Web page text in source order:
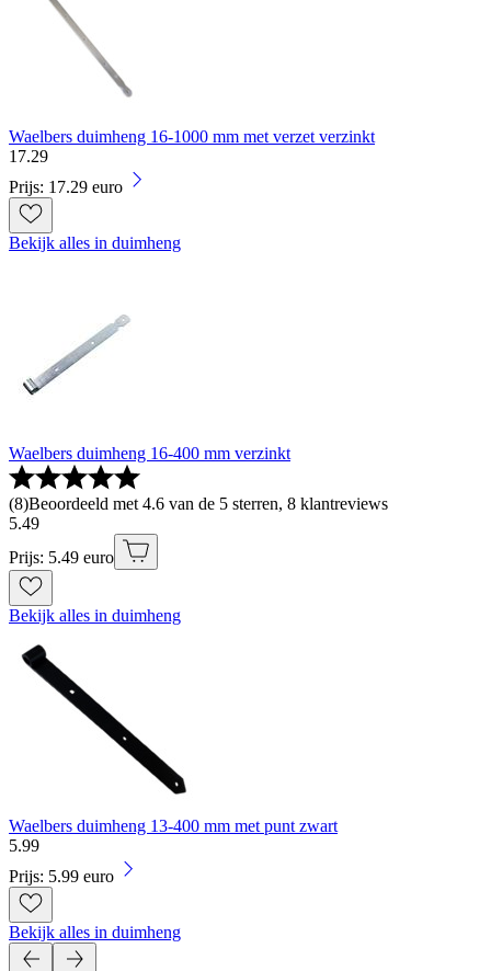
Waelbers duimheng 16-1000 mm met verzet verzinkt
17.29
Prijs: 17.29 euro
Bekijk alles in duimheng
Waelbers duimheng 16-400 mm verzinkt
(8)Beoordeeld met 4.6 van de 5 sterren, 8 klantreviews
5.49
Prijs: 5.49 euro
Bekijk alles in duimheng
Waelbers duimheng 13-400 mm met punt zwart
5.99
Prijs: 5.99 euro
Bekijk alles in duimheng